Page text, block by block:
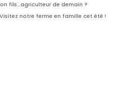
fils…agriculteur de demain ?
Visitez notre ferme en famille cet été !